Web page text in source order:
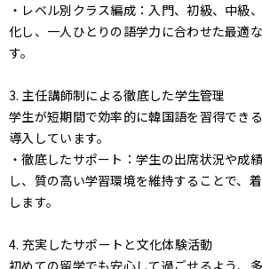
・レベル別クラス編成：入門、初級、中級
化し、一人ひとりの語学力に合わせた最適
す。
3. 主任講師制による徹底した学生管理
学生が短期間で効率的に韓国語を習得でき
導入しています。
・徹底したサポート：学生の出席状況や成
し、質の高い学習環境を維持することで、
します。
4. 充実したサポートと文化体験活動
初めての留学でも安心して過ごせるよう、